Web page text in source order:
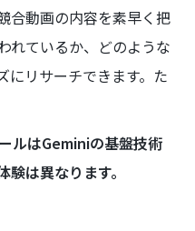
合動画の内容を素早く把
れているか、どのような
にリサーチできます。た
ルはGeminiの基盤技術
は異なります。